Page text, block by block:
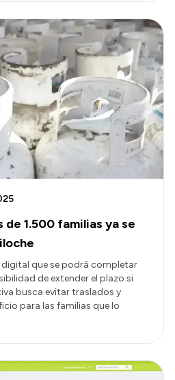
de 1.500 familias ya se
que se podrá completar
de extender el plazo si
busca evitar traslados y
para las familias que lo